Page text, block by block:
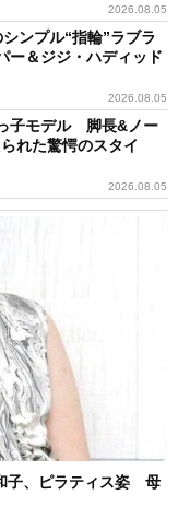
2026.08.05
ンプル“指輪”ラブラ
＆ジジ・ハディッド
2026.08.05
子モデル 脚長&ノー
れた驚愕のスタイ
2026.08.05
子、ピラティス姿 母